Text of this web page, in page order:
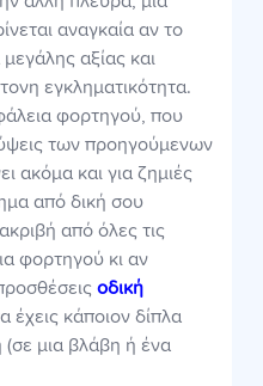
αναγκαία αν το
αξίας και
εγκληματικότητα.
φορτηγού, που
των προηγούμενων
ακόμα και για ζημιές
από δική σου
από όλες τις
φορτηγού κι αν
οδική
έχεις κάποιον δίπλα
(σε μια βλάβη ή ένα